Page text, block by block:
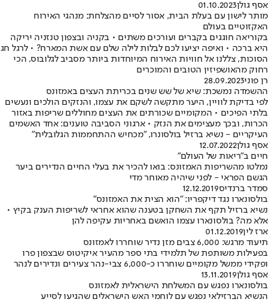
אסף גולן01.10.2023
מותר לישון עם בעלת הבית, אסור לסיים מהצלחת: מנהגי האירוח
האקזוטיים בעולם
בקוריאה חוגגים בקברים ועורכים משתים • בקניה ובצפון טנזניה יריקה
היא ברכה • ואיפה יציעו לכם לבלות לילה שלם עם אשת המארח? • לרגל חג
הסוכות, צללנו אל חוויות האירוח המיוחדות ביותר מסביב לגלובוס, הכי
רחוק מהאושפיזין הטובים והמוכרים
רן פוני28.09.2023
ההשמדה נמשכת: שיא של שש שנים בכריתת העצים באמזונס
לפי בדיקת לוויין, היער מתקשה לשקם את עצמו, והנזקים הולכים ונעשים
בלתי הפיכים • המקומיים שכורתים את העצים מחוללים שריפות באזור
הכרות, ובכך מעצימים את הנזק • ארגוני הסביבה טוענים: אחד האשמים
העיקריים - נשיא ברזיל בולסונרו, "מכחיש ההתחממות הגלובלית"
אסף גולן12.07.2022
חיים ב"ריאות של העולם"
נמלטו מהשריפות האמזונס: בואו להכיר את בעלי החיים הנדירים ביער
הגשם הפראי - לפני שיהיה מאוחר מדי
סמדר ברנדיס12.12.2019
בולסונארו נגד דיקפריו: "הוא הצית את האמזונס"
נשיא ברזיל תקף את השחקן בטענה שהוא אחראי לשריפות הענק בקיץ •
אלא מה? בולסונארו עצמו הואשם באחריות עקיפה להן
ארז לין01.12.2019
תיעוד מרגש: 6,000 צבים מזן נדיר שוחררו לאמזונס
בפעילות משותפת של תלמידי בתי ספר מהעיר איקיטוס שבצפון פרו
ופקידי ממשל מקומיים שוחררו כ-6,000 צבי-נהר צעירים ונדירים לנהר
אסף גולן13.11.2019
בולסונארו נפגש עם המשלחת הישראלית לאמזונס
הנשיא הברזילאי נפגש עם לוחמי האש הישראלים שהגיעו לסייע